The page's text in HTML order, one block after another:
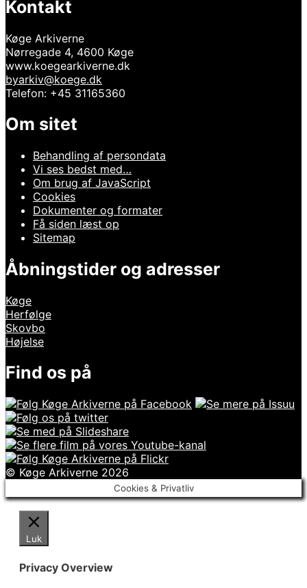
Kontakt
Køge Arkiverne
Nørregade 4, 4600 Køge
www.koegearkiverne.dk
byarkiv@koege.dk
Telefon: +45 31165360
Om sitet
Behandling af persondata
Vi ses bedst med…
Om brug af JavaScript
Cookies
Dokumenter og formater
Få siden læst op
Sitemap
Åbningstider og adresser
Køge
Herfølge
Skovbo
Højelse
Find os på
© Køge Arkiverne 2026
Cookies & Privatliv
Luk
Privacy Overview